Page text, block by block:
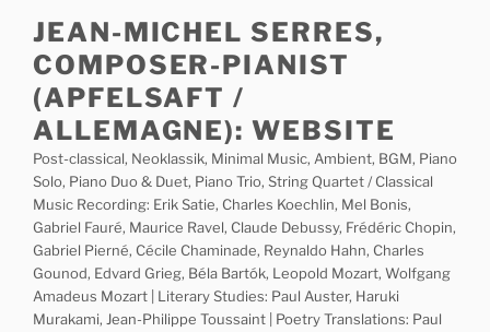
content
JEAN-MICHEL SERRES,
COMPOSER-PIANIST
(APFELSAFT /
ALLEMAGNE): WEBSITE
Post-classical, Neoklassik, Minimal Music, Ambient, BGM, Piano
Solo, Piano Duo & Duet, Piano Trio, String Quartet / Classical
Music Recording: Erik Satie, Charles Koechlin, Mel Bonis,
Gabriel Fauré, Maurice Ravel, Claude Debussy, Frédéric Chopin,
Gabriel Pierné, Cécile Chaminade, Reynaldo Hahn, Charles
Gounod, Edvard Grieg, Béla Bartók, Leopold Mozart, Wolfgang
Amadeus Mozart | Literary Studies: Paul Auster, Haruki
Murakami, Jean-Philippe Toussaint | Poetry Translations: Paul